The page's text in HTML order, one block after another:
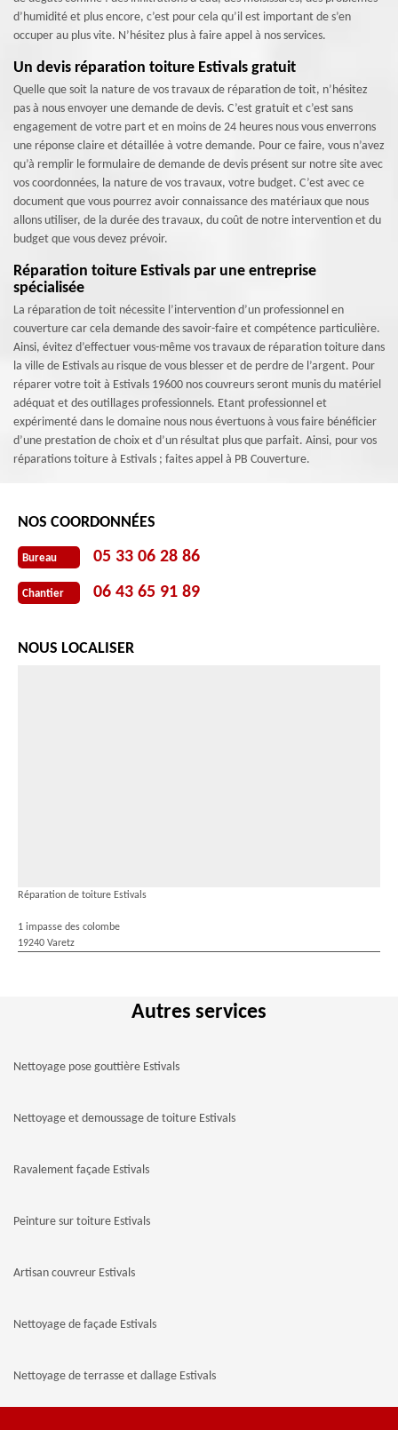
d’humidité et plus encore, c’est pour cela qu’il est important de s’en
occuper au plus vite. N’hésitez plus à faire appel à nos services.
Un devis réparation toiture Estivals gratuit
Quelle que soit la nature de vos travaux de réparation de toit, n’hésitez
pas à nous envoyer une demande de devis. C’est gratuit et c’est sans
engagement de votre part et en moins de 24 heures nous vous enverrons
une réponse claire et détaillée à votre demande. Pour ce faire, vous n’avez
qu’à remplir le formulaire de demande de devis présent sur notre site avec
vos coordonnées, la nature de vos travaux, votre budget. C’est avec ce
document que vous pourrez avoir connaissance des matériaux que nous
allons utiliser, de la durée des travaux, du coût de notre intervention et du
budget que vous devez prévoir.
Réparation toiture Estivals par une entreprise
spécialisée
La réparation de toit nécessite l’intervention d’un professionnel en
couverture car cela demande des savoir-faire et compétence particulière.
Ainsi, évitez d’effectuer vous-même vos travaux de réparation toiture dans
la ville de Estivals au risque de vous blesser et de perdre de l’argent. Pour
réparer votre toit à Estivals 19600 nos couvreurs seront munis du matériel
adéquat et des outillages professionnels. Etant professionnel et
expérimenté dans le domaine nous nous évertuons à vous faire bénéficier
d’une prestation de choix et d’un résultat plus que parfait. Ainsi, pour vos
réparations toiture à Estivals ; faites appel à PB Couverture.
NOS COORDONNÉES
Bureau 05 33 06 28 86
Chantier 06 43 65 91 89
NOUS LOCALISER
Réparation de toiture Estivals
1 impasse des colombe
19240 Varetz
Autres services
Nettoyage pose gouttière Estivals
Nettoyage et demoussage de toiture Estivals
Ravalement façade Estivals
Peinture sur toiture Estivals
Artisan couvreur Estivals
Nettoyage de façade Estivals
Nettoyage de terrasse et dallage Estivals